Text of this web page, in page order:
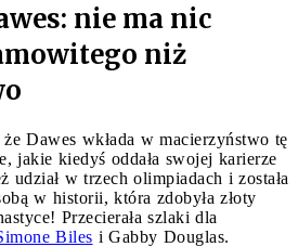
nie ma nic
niż
Dawes wkłada w macierzyństwo tę
jakie kiedyś oddała swojej karierze
udział w trzech olimpiadach i została
w historii, która zdobyła złoty
Przecierała szlaki dla
Biles i Gabby Douglas.